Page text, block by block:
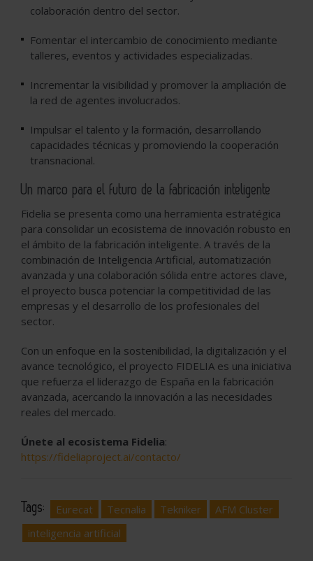
colaboración dentro del sector.
Fomentar el intercambio de conocimiento mediante
talleres, eventos y actividades especializadas.
Incrementar la visibilidad y promover la ampliación de
la red de agentes involucrados.
Impulsar el talento y la formación, desarrollando
capacidades técnicas y promoviendo la cooperación
transnacional.
Un marco para el futuro de la fabricación inteligente
Fidelia se presenta como una herramienta estratégica
para consolidar un ecosistema de innovación robusto en
el ámbito de la fabricación inteligente. A través de la
combinación de Inteligencia Artificial, automatización
avanzada y una colaboración sólida entre actores clave,
el proyecto busca potenciar la competitividad de las
empresas y el desarrollo de los profesionales del
sector.
Con un enfoque en la sostenibilidad, la digitalización y el
avance tecnológico, el proyecto FIDELIA es una iniciativa
que refuerza el liderazgo de España en la fabricación
avanzada, acercando la innovación a las necesidades
reales del mercado.
Únete al ecosistema Fidelia:
https://fideliaproject.ai/contacto/
Tags: Eurecat Tecnalia Tekniker
AFM Cluster
inteligencia artificial